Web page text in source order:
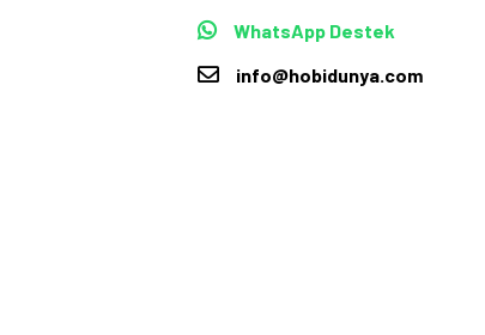
WhatsApp Destek
info@hobidunya.com